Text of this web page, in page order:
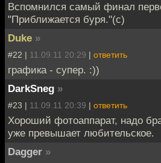
Вспомнился самый финал
"Приближается буря."(с)
Duke »
#22 | 11.09.11 20:29 | ответить
графика - супер. :))
DarkSneg »
#23 | 11.09.11 20:39 | ответить
Хороший фотоаппарат, надо
уже превышает любительское.
Dagger »